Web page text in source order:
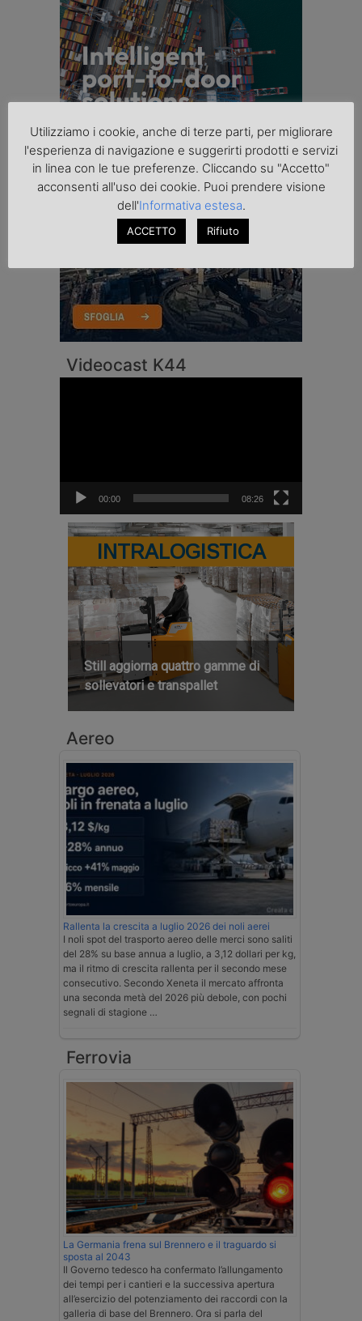
Videocast K44
00:00 08:26
INTRALOGISTICA
Still aggiorna quattro gamme di
sollevatori e transpallet
Aereo
Rallenta la crescita a luglio 2026 dei noli aerei
I noli spot del trasporto aereo delle merci sono saliti
del 28% su base annua a luglio, a 3,12 dollari per kg,
ma il ritmo di crescita rallenta per il secondo mese
consecutivo. Secondo Xeneta il mercato affronta
una seconda metà del 2026 più debole, con pochi
segnali di stagione …
Ferrovia
La Germania frena sul Brennero e il traguardo si
sposta al 2043
Il Governo tedesco ha confermato l’allungamento
dei tempi per i cantieri e la successiva apertura
all’esercizio del potenziamento dei raccordi con la
galleria di base del Brennero. Ora si parla del
Utilizziamo i cookie, anche di terze parti, per migliorare
l'esperienza di navigazione e suggerirti prodotti e servizi
in linea con le tue preferenze. Cliccando su "Accetto"
acconsenti all'uso dei cookie. Puoi prendere visione
dell'Informativa estesa.
ACCETTO Rifiuto